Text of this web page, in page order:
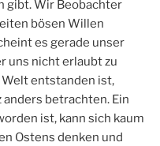
gibt. Wir Beobachter
bösen Willen
es gerade unser
uns nicht erlaubt zu
entstanden ist,
betrachten. Ein
ist, kann sich kaum
Ostens denken und